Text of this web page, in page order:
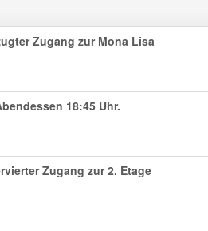
Zugang zur Mona Lisa
18:45 Uhr.
Zugang zur 2. Etage